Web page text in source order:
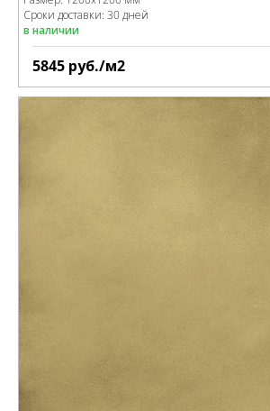
Сроки доставки: 30 дней
в наличии
5845 руб./м2